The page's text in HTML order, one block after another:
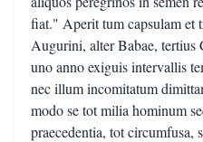
fiat." Aperit tum capsulam et
Augurini, alter Babae,
uno anno exiguis intervallis
nec illum incomitatum
modo se tot milia hominum
praecedentia, tot circumfusa,